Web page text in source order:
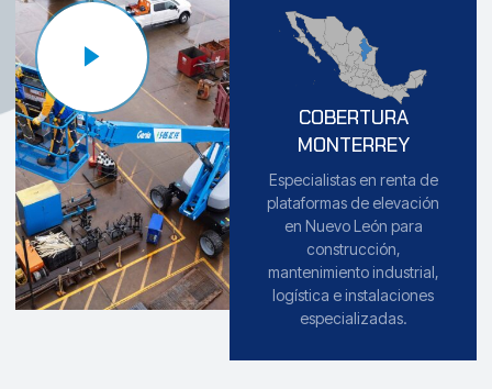
COBERTURA
MONTERREY
Especialistas en renta de
plataformas de elevación
en Nuevo León para
construcción,
mantenimiento industrial,
logística e instalaciones
especializadas.